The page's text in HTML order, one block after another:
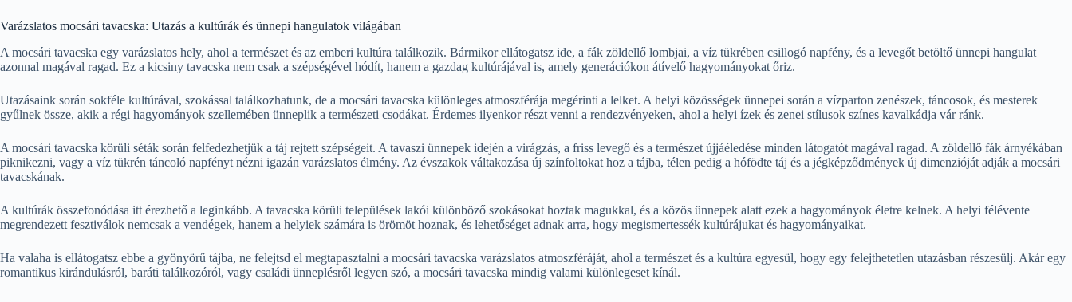
Varázslatos mocsári tavacska: Utazás a kultúrák és ünnepi hangulatok világában
A mocsári tavacska egy varázslatos hely, ahol a természet és az emberi kultúra találkozik. Bármikor ellátogatsz ide, a fák zöldellő lombjai, a víz tükrében csillogó napfény, és a levegőt betöltő ünnepi hangulat
azonnal magával ragad. Ez a kicsiny tavacska nem csak a szépségével hódít, hanem a gazdag kultúrájával is, amely generációkon átívelő hagyományokat őriz.
Utazásaink során sokféle kultúrával, szokással találkozhatunk, de a mocsári tavacska különleges atmoszférája megérinti a lelket. A helyi közösségek ünnepei során a vízparton zenészek, táncosok, és mesterek
gyűlnek össze, akik a régi hagyományok szellemében ünneplik a természeti csodákat. Érdemes ilyenkor részt venni a rendezvényeken, ahol a helyi ízek és zenei stílusok színes kavalkádja vár ránk.
A mocsári tavacska körüli séták során felfedezhetjük a táj rejtett szépségeit. A tavaszi ünnepek idején a virágzás, a friss levegő és a természet újjáéledése minden látogatót magával ragad. A zöldellő fák árnyékában
piknikezni, vagy a víz tükrén táncoló napfényt nézni igazán varázslatos élmény. Az évszakok váltakozása új színfoltokat hoz a tájba, télen pedig a hófödte táj és a jégképződmények új dimenzióját adják a mocsári
tavacskának.
A kultúrák összefonódása itt érezhető a leginkább. A tavacska körüli települések lakói különböző szokásokat hoztak magukkal, és a közös ünnepek alatt ezek a hagyományok életre kelnek. A helyi félévente
megrendezett fesztiválok nemcsak a vendégek, hanem a helyiek számára is örömöt hoznak, és lehetőséget adnak arra, hogy megismertessék kultúrájukat és hagyományaikat.
Ha valaha is ellátogatsz ebbe a gyönyörű tájba, ne felejtsd el megtapasztalni a mocsári tavacska varázslatos atmoszféráját, ahol a természet és a kultúra egyesül, hogy egy felejthetetlen utazásban részesülj. Akár egy
romantikus kirándulásról, baráti találkozóról, vagy családi ünneplésről legyen szó, a mocsári tavacska mindig valami különlegeset kínál.